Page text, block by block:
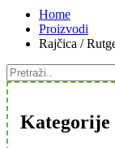
Home
Proizvodi
Rajčica /
Kategorije